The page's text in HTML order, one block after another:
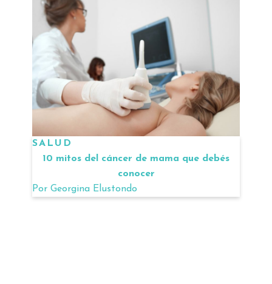
SALUD
10 mitos del cáncer de mama que debés
conocer
Por Georgina Elustondo